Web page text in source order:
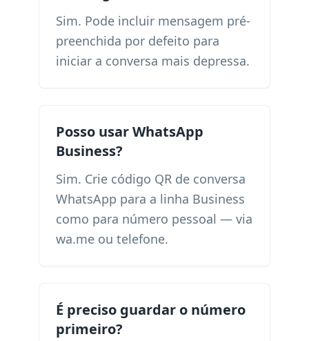
Sim. Pode incluir mensagem pré-
preenchida por defeito para
iniciar a conversa mais depressa.
Posso usar WhatsApp
Business?
Sim. Crie código QR de conversa
WhatsApp para a linha Business
como para número pessoal — via
wa.me ou telefone.
É preciso guardar o número
primeiro?